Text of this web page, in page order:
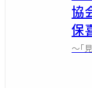
協
保
～「